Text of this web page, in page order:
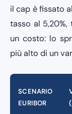
il cap è fissato
tasso al
un costo: lo
più alto di un
SCENARIO
EURIBOR